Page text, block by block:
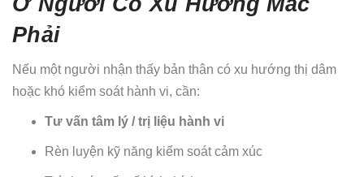
Phải
Nếu một người nhận thấy bản thân có xu hướng thị dâm
hoặc khó kiểm soát hành vi, cần:
Tư vấn tâm lý / trị liệu hành vi
Rèn luyện kỹ năng kiểm soát cảm xúc